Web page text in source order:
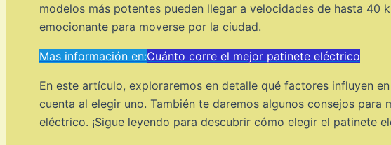
modelos más potentes pueden llegar a velocidades de hasta
emocionante para moverse por la ciudad.
Mas información en:Cuánto corre el mejor patinete eléctrico
En este artículo, exploraremos en detalle qué factores influyen
cuenta al elegir uno. También te daremos algunos consejos
eléctrico. ¡Sigue leyendo para descubrir cómo elegir el patinete